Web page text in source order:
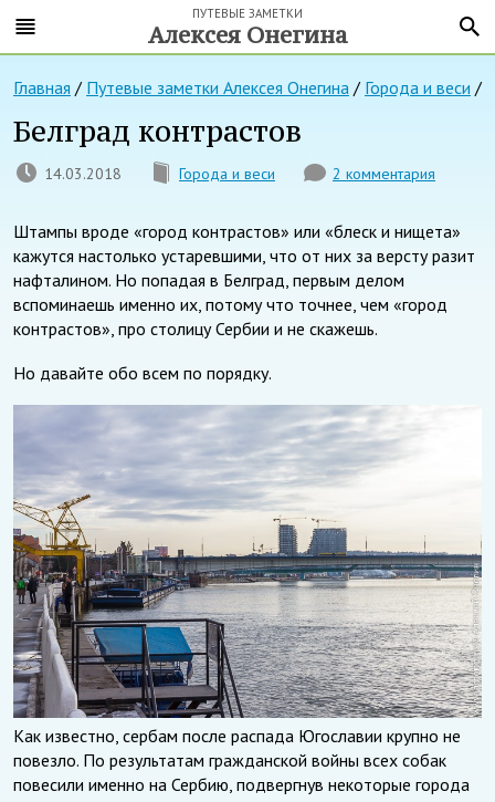
ПУТЕВЫЕ ЗАМЕТКИ
Алексея Онегина
Главная / Путевые заметки Алексея Онегина / Города и веси /
Белград контрастов
14.03.2018 Города и веси 2 комментария
Штампы вроде «город контрастов» или «блеск и нищета»
кажутся настолько устаревшими, что от них за версту разит
нафталином. Но попадая в Белград, первым делом
вспоминаешь именно их, потому что точнее, чем «город
контрастов», про столицу Сербии и не скажешь.
Но давайте обо всем по порядку.
Как известно, сербам после распада Югославии крупно не
повезло. По результатам гражданской войны всех собак
повесили именно на Сербию, подвергнув некоторые города